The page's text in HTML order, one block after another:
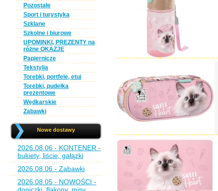
Pozostałe
Sport i turystyka
Szklane
Szkolne i biurowe
UPOMINKI, PREZENTY na
różne OKAZJE
Papiernicze
Tekstylia
Torebki, portfele, etui
Torebki, pudełka
prezentowe
Wędkarskie
Zabawki
Nowe dostawy
2026.08.06 - KONTENER -
bukiety, liście, gałązki
2026.08.06 - Zabawki
2026.08.05 - NOWOŚCI -